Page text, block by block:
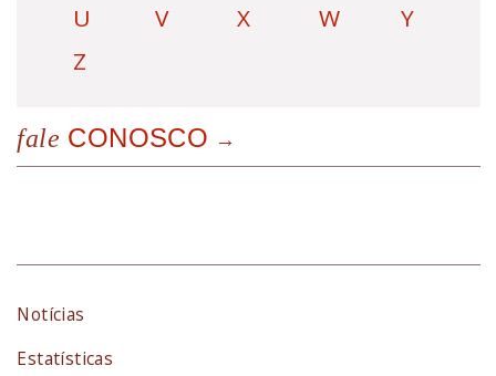
U
V X W
Y
Z
fale CONOSCO
Notícias
Estatísticas